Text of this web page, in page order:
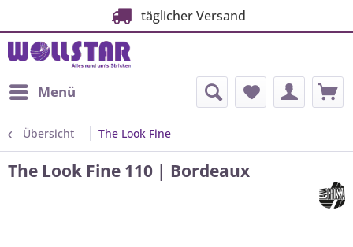
täglicher Versand
Menü
Übersicht The Look Fine
The Look Fine 110 | Bordeaux